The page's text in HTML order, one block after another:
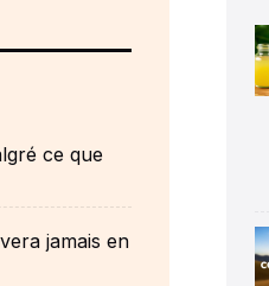
ce que
jamais en